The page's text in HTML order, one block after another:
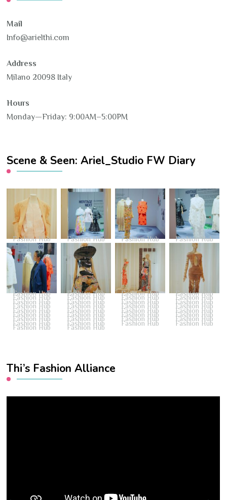
Mail
Info@arielthi.com
Address
Milano 20098 Italy
Hours
Monday—Friday: 9:00AM–5:00PM
Scene & Seen: Ariel_Studio FW Diary
Fashion Hub Fashion Hub Fashion Hub Fashion Hub
Fashion Hub Fashion Hub Fashion Hub Fashion Hub
Fashion Hub Fashion Hub Fashion Hub Fashion Hub
Fashion Hub Fashion Hub Fashion Hub Fashion Hub
Fashion Hub Fashion Hub Fashion Hub Fashion Hub
Fashion Hub Fashion Hub Fashion Hub Fashion Hub
Fashion Hub Fashion Hub Fashion Hub Fashion Hub
Fashion Hub Fashion Hub Fashion Hub Fashion Hub
Fashion Hub Fashion Hub Fashion Hub Fashion Hub
Fashion Hub Fashion Hub
Thi’s Fashion Alliance